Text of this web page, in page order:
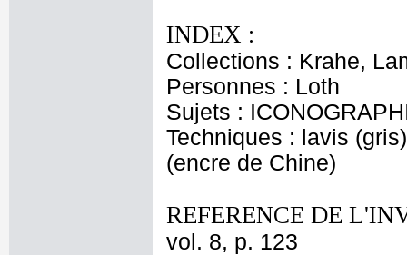
INDEX :
Collections : Krahe,
Personnes : Loth
Sujets :
Techniques : lavis
(encre de Chine)
REFERENCE DE
vol. 8, p. 123